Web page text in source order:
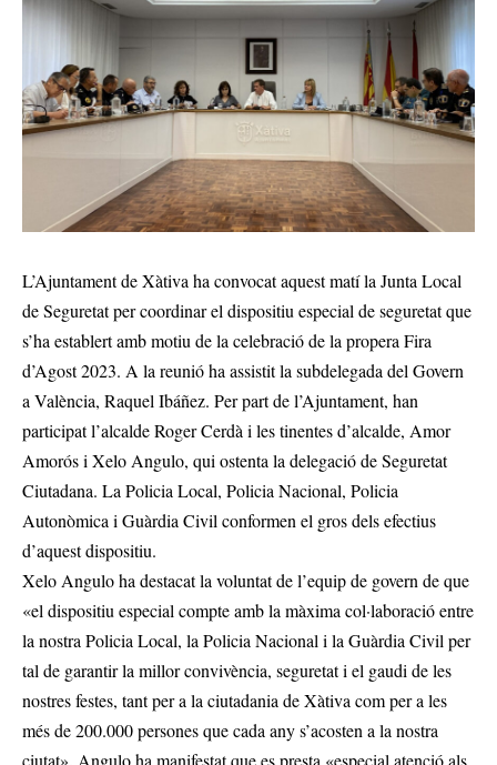
L’Ajuntament de Xàtiva ha convocat aquest matí la Junta Local
de Seguretat per coordinar el dispositiu especial de seguretat que
s’ha establert amb motiu de la celebració de la propera Fira
d’Agost 2023. A la reunió ha assistit la subdelegada del Govern
a València, Raquel Ibáñez. Per part de l’Ajuntament, han
participat l’alcalde Roger Cerdà i les tinentes d’alcalde, Amor
Amorós i Xelo Angulo, qui ostenta la delegació de Seguretat
Ciutadana. La Policia Local, Policia Nacional, Policia
Autonòmica i Guàrdia Civil conformen el gros dels efectius
d’aquest dispositiu.
Xelo Angulo ha destacat la voluntat de l’equip de govern de que
«el dispositiu especial compte amb la màxima col·laboració entre
la nostra Policia Local, la Policia Nacional i la Guàrdia Civil per
tal de garantir la millor convivència, seguretat i el gaudi de les
nostres festes, tant per a la ciutadania de Xàtiva com per a les
més de 200.000 persones que cada any s’acosten a la nostra
ciutat». Angulo ha manifestat que es presta «especial atenció als